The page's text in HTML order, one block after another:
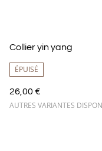
Collier yin yang
ÉPUISÉ
26,00 €
AUTRES VARIANTES